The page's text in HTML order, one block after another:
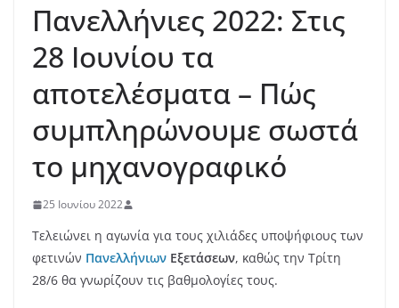
Πανελλήνιες 2022: Στις
28 Ιουνίου τα
αποτελέσματα – Πώς
συμπληρώνουμε σωστά
το μηχανογραφικό
25 Ιουνίου 2022
Τελειώνει η αγωνία για τους χιλιάδες υποψήφιους των
φετινών Πανελλήνιων Εξετάσεων, καθώς την Τρίτη
28/6 θα γνωρίζουν τις βαθμολογίες τους.